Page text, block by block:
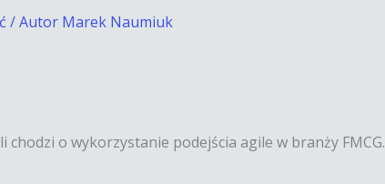
/ Autor Marek Naumiuk
o wykorzystanie podejścia agile w branży FMCG.